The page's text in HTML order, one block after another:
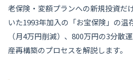
老保険・変額プランへの新規投資だ
いた1993年加入の「お宝保険」の温
（月4万円削減）、800万円の3分
産再構築のプロセスを解説します。